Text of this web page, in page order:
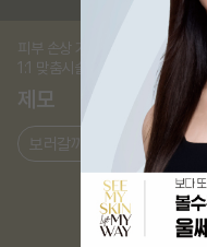
피부 손상 거의 없이 깔끔하게
1:1 맞춤시술
제모
보러갈까?